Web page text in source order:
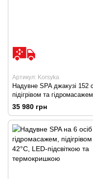
Артикул: Korsyka
Надувне SPA джакузі 152 см з
підігрівом та гідромасажем
для 4 осіб
35 980 грн